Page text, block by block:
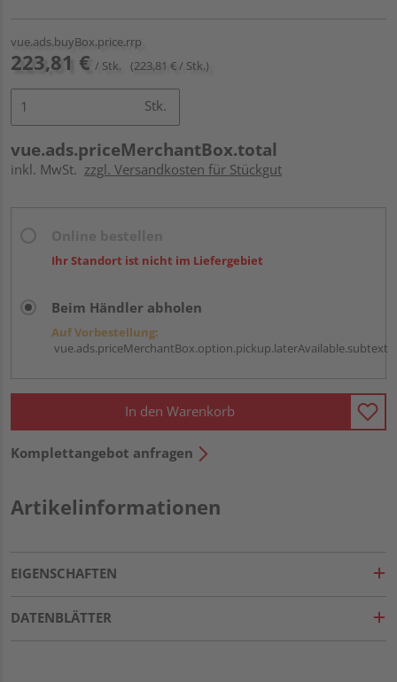
vue.ads.buyBox.price.rrp
223,81 € / Stk. (223,81 € / Stk.)
Stk.
vue.ads.priceMerchantBox.total
inkl. MwSt. zzgl. Versandkosten für Stückgut
Ihr Standort ist nicht im Liefergebiet
Beim Händler abholen
Auf Vorbestellung:
vue.ads.priceMerchantBox.option.pickup.laterAvailable.subtext
In den Warenkorb
Komplettangebot anfragen
Artikelinformationen
EIGENSCHAFTEN
DATENBLÄTTER